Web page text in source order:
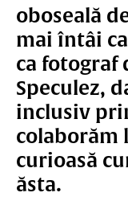
oboseală
mai întâi
ca fotograf
Speculez,
inclusiv
colaborăm
curioasă
ăsta.